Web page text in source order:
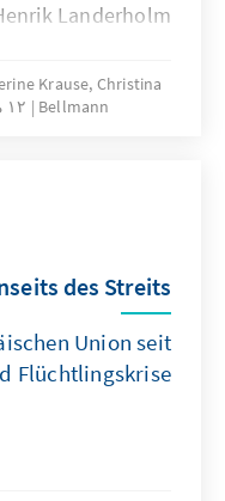
Landerholm
Krause, Christina
Bellmann
١٢ مايو ٢٠٢٣
des Streits
Union seit
Flüchtlingskrise